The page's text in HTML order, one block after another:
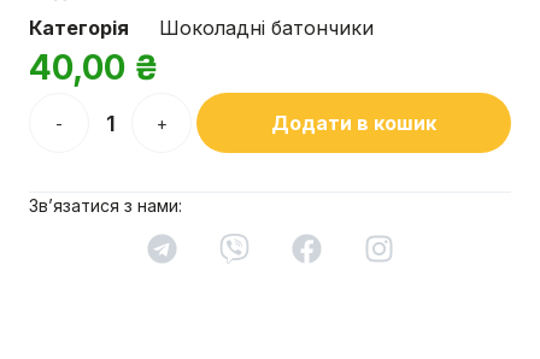
Категорія
Шоколадні батончики
40,00 ₴
- + Додати в кошик
Зв’язатися з нами: